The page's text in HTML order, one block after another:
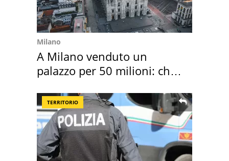
Milano
A Milano venduto un
palazzo per 50 milioni: chi
TERRITORIO